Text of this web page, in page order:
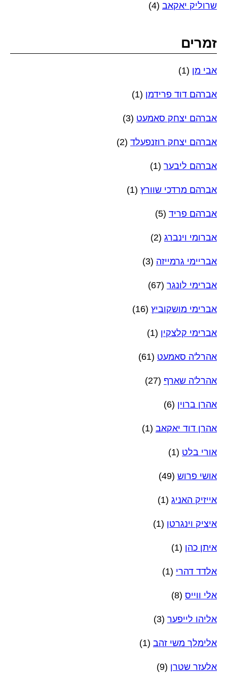
שרוליק יאקאב (4)
זמרים
אבי מן (1)
אברהם דוד פרידמן (1)
אברהם יצחק סאמעט (3)
אברהם יצחק רוזנפעלד (2)
אברהם ליבער (1)
אברהם מרדכי שוורץ (1)
אברהם פריד (5)
אברומי וינברג (2)
אבריימי גרמייזה (3)
אברימי לונגר (67)
אברימי מושקוביץ (16)
אברימי קלצקין (1)
אהרל'ה סאמעט (61)
אהרל'ה שארף (27)
אהרן ברוין (6)
אהרן דוד יאקאב (1)
אורי בלט (1)
אושי פרוש (49)
אייזיק האניג (1)
איציק וינגרטן (1)
איתן כהן (1)
אלדד דהרי (1)
אלי ווייס (8)
אליהו לייפער (3)
אלימלך משי זהב (1)
אלעזר שטרן (9)